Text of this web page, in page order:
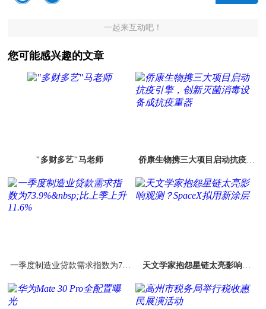
一起来互动吧！
您可能感兴趣的文章
"多财多艺"马老师
侨康生物携三大项目启动抗疫引
器
一季度制造业贷款需求指数为73.
天文学家抱怨星链太亮影响观